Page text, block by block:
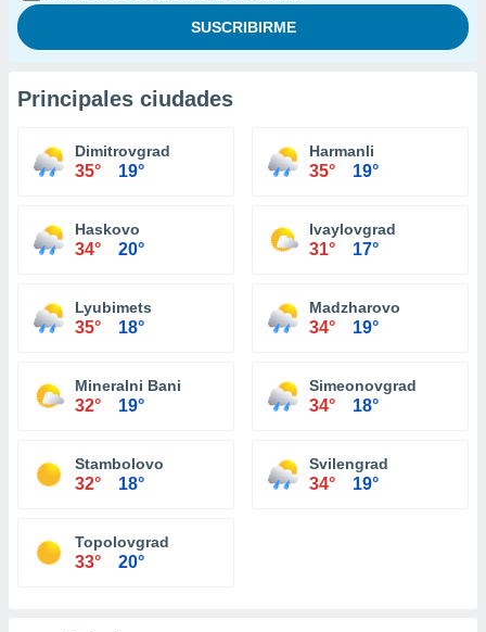
Principales ciudades
Dimitrovgrad
35° 19°
Harmanli
35° 19°
Haskovo
34° 20°
Ivaylovgrad
31° 17°
Lyubimets
35° 18°
Madzharovo
34° 19°
Mineralni Bani
32° 19°
Simeonovgrad
34° 18°
Stambolovo
32° 18°
Svilengrad
34° 19°
Topolovgrad
33° 20°